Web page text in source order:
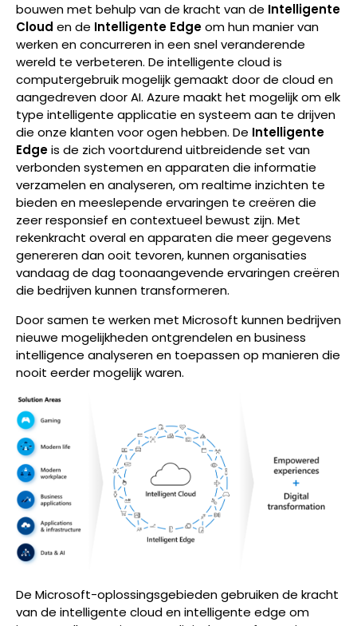
bouwen met behulp van de kracht van de Intelligente
Cloud en de Intelligente Edgeom hun manier van
werken en concurreren in een snel veranderende
wereld te verbeteren. De intelligente cloud is
computergebruik mogelijk gemaakt door de cloud en
aangedreven door AI. Azure maakt het mogelijk om elk
type intelligente applicatie en systeem aan te drijven
die onze klanten voor ogen hebben. De Intelligente
Edgeis de zich voortdurend uitbreidende set van
verbonden systemen en apparaten die informatie
verzamelen en analyseren, om realtime inzichten te
bieden en meeslepende ervaringen te creëren die
zeer responsief en contextueel bewust zijn. Met
rekenkracht overal en apparaten die meer gegevens
genereren dan ooit tevoren, kunnen organisaties
vandaag de dag toonaangevende ervaringen creëren
die bedrijven kunnen transformeren.
Door samen te werken met Microsoft kunnen bedrijven
nieuwe mogelijkheden ontgrendelen en business
intelligence analyseren en toepassen op manieren die
nooit eerder mogelijk waren.
De Microsoft-oplossingsgebieden gebruiken de kracht
van de intelligente cloud en intelligente edge om